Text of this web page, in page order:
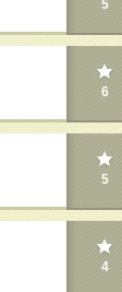
5
6
5
4